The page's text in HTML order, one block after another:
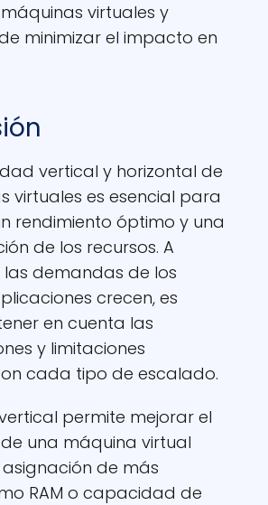
virtuales y
minimizar el impacto en
vertical y horizontal de
virtuales es esencial para
rendimiento óptimo y una
de los recursos. A
demandas de los
crecen, es
en cuenta las
y limitaciones
cada tipo de escalado.
permite mejorar el
una máquina virtual
de más
RAM o capacidad de